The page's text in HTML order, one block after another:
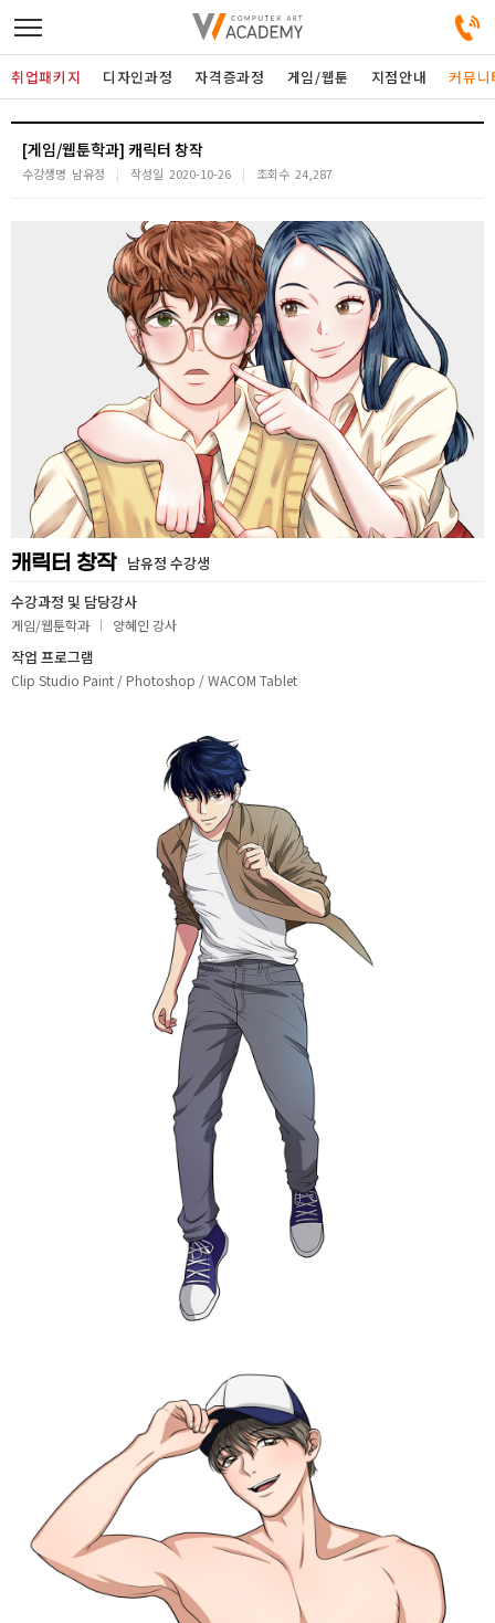
디자인정규과정
취업패키지
취업지원센터
아카데미소개
취업패키지 디자인과정 자격증과정 게임/웹툰 지점안내 커뮤니
[게임/웹툰학과] 캐릭터 창작
수강생명 남유정 작성일 2020-10-26 조회수 24,287
캐릭터 창작 남유정 수강생
수강과정 및 담당강사
게임/웹툰학과 양혜인 강사
작업 프로그램
Clip Studio Paint / Photoshop / WACOM Tablet